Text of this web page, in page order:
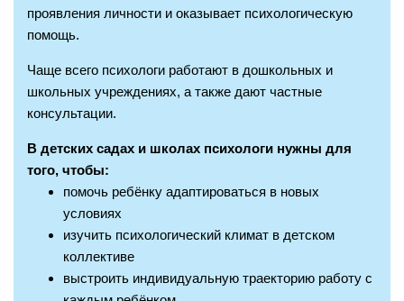
проявления личности и оказывает психологическую
помощь.
Чаще всего психологи работают в дошкольных и
школьных учреждениях, а также дают частные
консультации.
В детских садах и школах психологи нужны для
того, чтобы:
помочь ребёнку адаптироваться в новых
условиях
изучить психологический климат в детском
коллективе
выстроить индивидуальную траекторию работу с